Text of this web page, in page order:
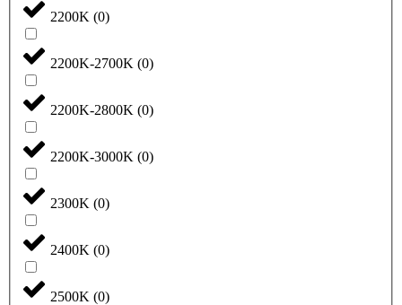
2200K (0)
2200K-2700K (0)
2200K-2800K (0)
2200K-3000K (0)
2300K (0)
2400K (0)
2500K (0)